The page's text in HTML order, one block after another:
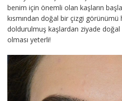
benim için önemli olan kaşların
kısmından doğal bir çizgi
doldurulmuş kaşlardan ziyade doğal
olması yeterli!